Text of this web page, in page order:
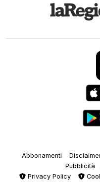
Abbonamenti
Pubblicità
Privacy Policy